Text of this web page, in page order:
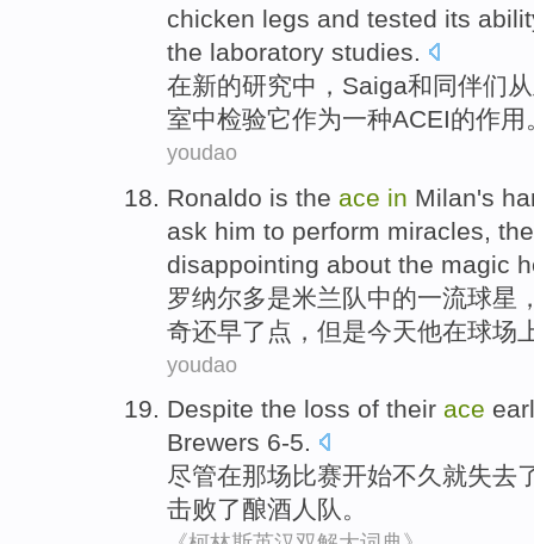
chicken legs and tested its
the laboratory studies.
在新的研究中， Saiga和 同伴们 从
室中检验它作为一种ACEI的作用
youdao
Ronaldo is the ace in Milan's
ask him to perform miracles ,
disappointing about the magic
罗纳尔多是米兰队 中的一流球星
奇还早了点，但是今天他在球场
youdao
Despite the loss of their ace
Brewers 6-5.
尽管在那场比赛开始不久就失去
击败了酿酒人队。